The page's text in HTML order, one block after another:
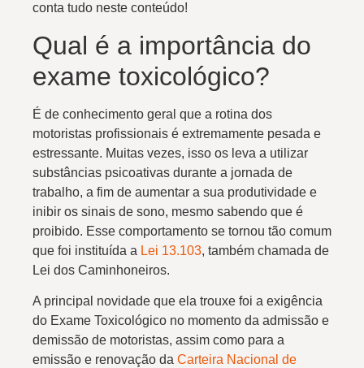
conta tudo neste conteúdo!
Qual é a importância do
exame toxicológico?
É de conhecimento geral que a rotina dos
motoristas profissionais é extremamente pesada e
estressante. Muitas vezes, isso os leva a utilizar
substâncias psicoativas durante a jornada de
trabalho, a fim de aumentar a sua produtividade e
inibir os sinais de sono, mesmo sabendo que é
proibido. Esse comportamento se tornou tão comum
que foi instituída a Lei 13.103, também chamada de
Lei dos Caminhoneiros.
A principal novidade que ela trouxe foi a exigência
do Exame Toxicológico no momento da admissão e
demissão de motoristas, assim como para a
emissão e renovação da Carteira Nacional de